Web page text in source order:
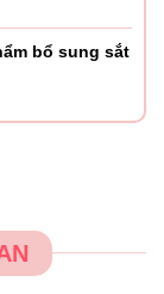
bổ sung sắt